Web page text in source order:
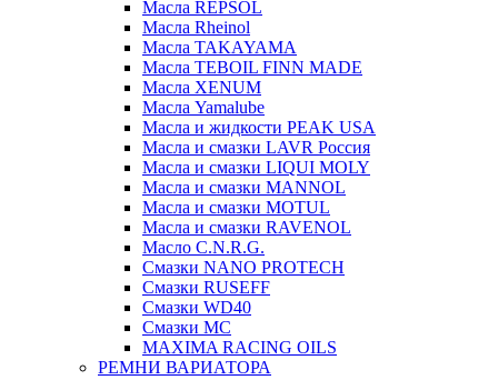
Масла REPSOL
Масла Rheinol
Масла TAKAYAMA
Масла TEBOIL FINN MADE
Масла XENUM
Масла Yamalube
Масла и жидкости PEAK USA
Масла и смазки LAVR Россия
Масла и смазки LIQUI MOLY
Масла и смазки MANNOL
Масла и смазки MOTUL
Масла и смазки RAVENOL
Масло C.N.R.G.
Смазки NANO PROTECH
Смазки RUSEFF
Смазки WD40
Смазки МС
MAXIMA RACING OILS
РЕМНИ ВАРИАТОРА